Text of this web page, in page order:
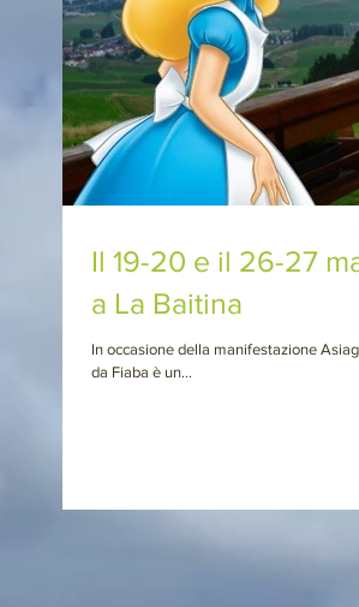
Il 19-20 e il 26-27
a La Baitina
In occasione della manifestazione
da Fiaba è un...